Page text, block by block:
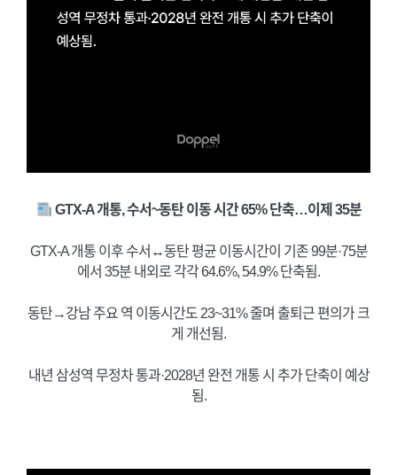
GTX-A 개통, 수서~동탄 이동 시간 65% 단축…이제 35분
GTX-A 개통 이후 수서↔동탄 평균 이동시간이 기존 99분·75분
에서 35분 내외로 각각 64.6%, 54.9% 단축됨.
동탄→강남 주요 역 이동시간도 23~31% 줄며 출퇴근 편의가 크
게 개선됨.
내년 삼성역 무정차 통과·2028년 완전 개통 시 추가 단축이 예상
됨.